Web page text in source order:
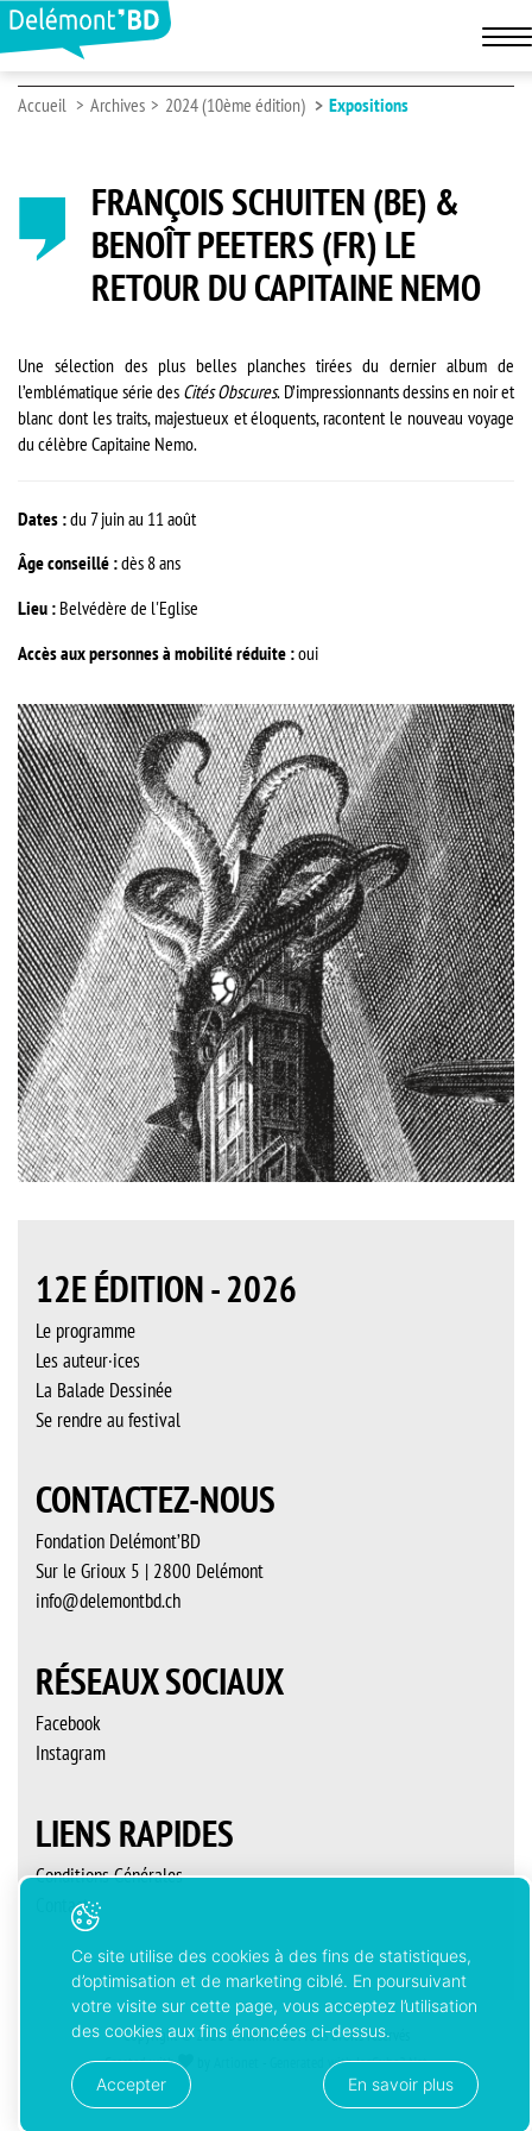
Accueil Archives 2024 (10ème édition) Expositions
FRANÇOIS SCHUITEN (BE) &
BENOÎT PEETERS (FR) LE
RETOUR DU CAPITAINE NEMO
Une sélection des plus belles planches tirées du dernier album de
l’emblématique série des Cités Obscures. D’impressionnants dessins en noir et
blanc dont les traits, majestueux et éloquents, racontent le nouveau voyage
du célèbre Capitaine Nemo.
Dates :du 7 juin au 11 août
Âge conseillé :dès 8 ans
Lieu : Belvédère de l'Eglise
Accès aux personnes à mobilité réduite :oui
12E ÉDITION - 2026
Le programme
Les auteur·ices
La Balade Dessinée
Se rendre au festival
CONTACTEZ-NOUS
Fondation Delémont’BD
Sur le Grioux 5 | 2800 Delémont
info@delemontbd.ch
RÉSEAUX SOCIAUX
Facebook
Instagram
LIENS RAPIDES
Conditions Générales
Contact
Copyright © 2026 Delémont’BD. Tous droits réservés
Created with
Generated with IceCube2.Net
Ce site utilise des cookies à des fins de statistiques,
d’optimisation et de marketing ciblé. En poursuivant
votre visite sur cette page, vous acceptez l’utilisation
des cookies aux fins énoncées ci-dessus.
Accepter En savoir plus